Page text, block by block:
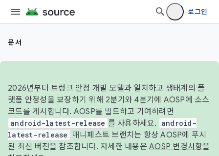
로그인
문서
2026년부터 트렁크 안정 개발 모델과 일치하고 생태계의 플
랫폼 안정성을 보장하기 위해 2분기와 4분기에 AOSP에 소스
코드를 게시합니다. AOSP를 빌드하고 기여하려면
android-latest-release 를 사용하세요.
android-
latest-release
매니페스트 브랜치는 항상 AOSP에 푸시
된 최신 버전을 참조합니다. 자세한 내용은 AOSP 변경사항을